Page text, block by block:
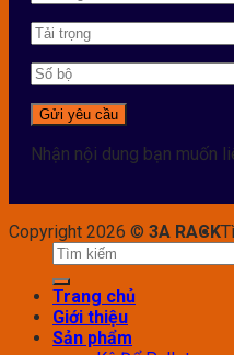
Nhận nội dung bạn muốn
Copyright 2026 © 3A RACK
Trang chủ
Giới thiệu
Sản phẩm